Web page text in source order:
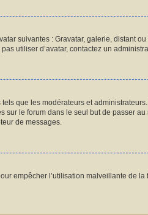
suivantes : Gravatar, galerie, distant ou
utiliser d’avatar, contactez un
que les modérateurs et
sur le forum dans le seul but de passer
de messages.
empêcher l’utilisation malveillante de